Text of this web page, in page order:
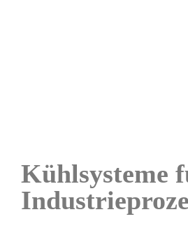
Kühlsysteme